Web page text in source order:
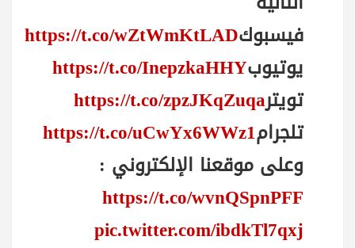
فيسبوكhttps://t.co/wZtWmKtLAD
يوتيوبhttps://t.co/InepzkaHHY
تويترhttps://t.co/zpzJKqZuqa
تلجرامhttps://t.co/uCwYx6WWz1
وعلى موقعنا الإلكتروني :
https://t.co/wvnQSpnPFF
pic.twitter.com/ibdkTl7qxj